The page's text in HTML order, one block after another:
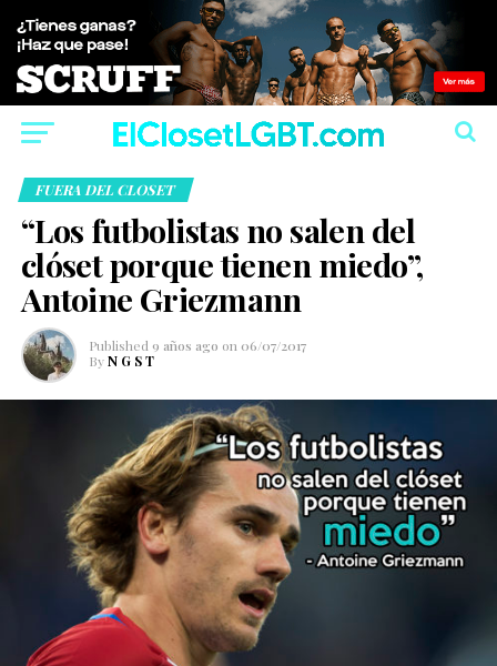
FUERA DEL CLOSET
“Los futbolistas no salen del
clóset porque tienen miedo”,
Antoine Griezmann
Published 9 años ago on 06/07/2017
By N G S T